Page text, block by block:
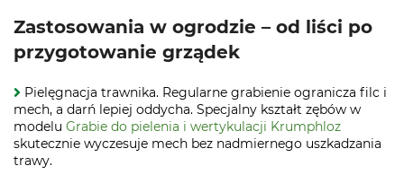
Zastosowania w ogrodzie – od liści po
przygotowanie grządek
Pielęgnacja trawnika. Regularne grabienie ogranicza filc i
mech, a darń lepiej oddycha. Specjalny kształt zębów w
modelu Grabie do pielenia i wertykulacji Krumphloz
skutecznie wyczesuje mech bez nadmiernego uszkadzania
trawy.